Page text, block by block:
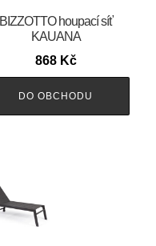
BIZZOTTO houpací síť
KAUANA
868 Kč
DO OBCHODU